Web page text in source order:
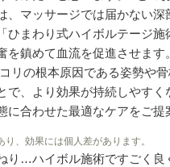
、マッサージでは届かない
ひまわり式ハイボルテージ
を鎮めて血流を促進させま
リの根本原因である姿勢や
で、より効果が持続しやす
に合わせた最適なケアをご提
、効果には個人差があります。
り…ハイボル施術ですごく